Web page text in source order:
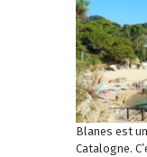
Blanes est
Catalogne.